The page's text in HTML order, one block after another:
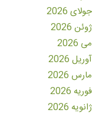
جولای 2026
ژوئن 2026
می 2026
آوریل 2026
مارس 2026
فوریه 2026
ژانویه 2026